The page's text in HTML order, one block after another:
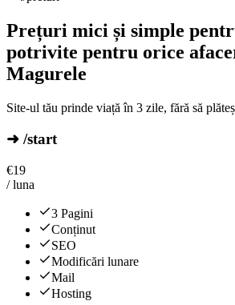
Prețuri mici și simple
potrivite pentru orice
Magurele
Site-ul tău prinde viață în 3 zile, fără să
➜ /start
€19
/ luna
3 Pagini
Conținut
SEO
Modificări lunare
Mail
Hosting